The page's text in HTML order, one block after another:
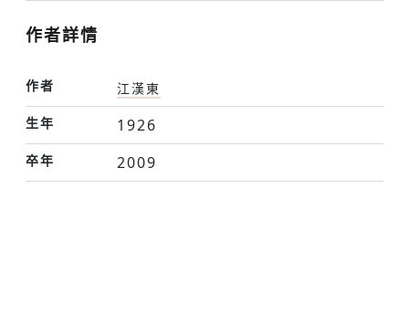
作者詳情
作者
江漢東
生年
1926
卒年 2009